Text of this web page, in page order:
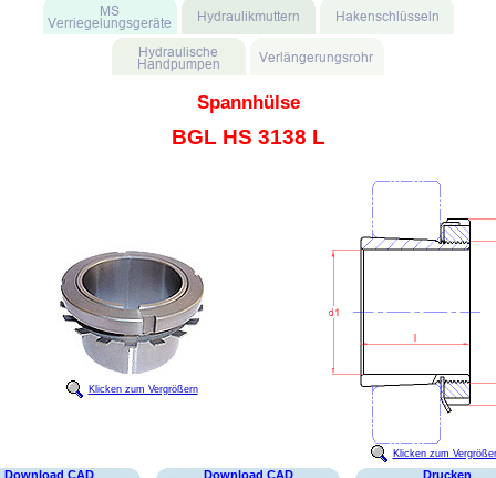
Spannhülse
BGL HS 3138 L
Klicken zum Vergrößern
Klicken zum
Download CAD
Download CAD
Drucken